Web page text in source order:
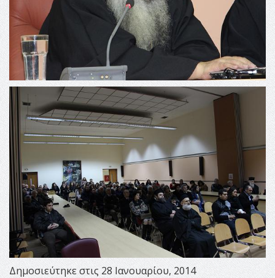
Δημοσιεύτηκε στις 28 Ιανουαρίου, 2014